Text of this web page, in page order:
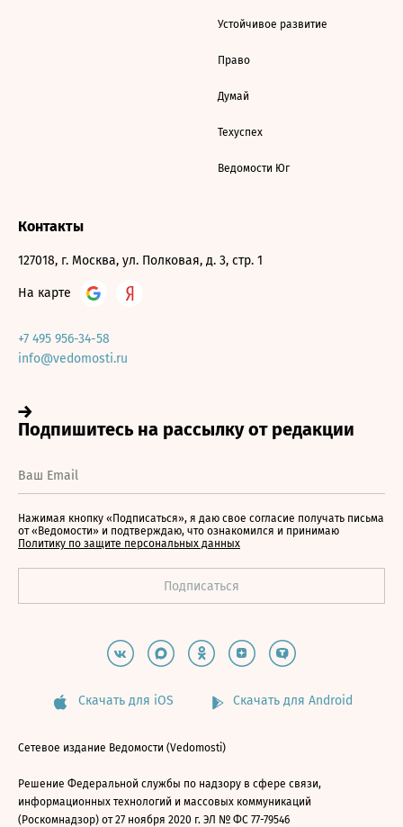
Устойчивое развитие
Право
Думай
Техуспех
Ведомости Юг
Контакты
127018, г. Москва, ул. Полковая, д. 3, стр. 1
На карте
+7 495 956-34-58
info@vedomosti.ru
Нажимая кнопку «Подписаться», я даю свое согласие получать письма
от «Ведомости» и подтверждаю, что ознакомился и принимаю
Политику по защите персональных данных
Скачать для iOS Скачать для Android
Сетевое издание Ведомости (Vedomosti)
Решение Федеральной службы по надзору в сфере связи,
информационных технологий и массовых коммуникаций
(Роскомнадзор) от 27 ноября 2020 г. ЭЛ № ФС 77-79546